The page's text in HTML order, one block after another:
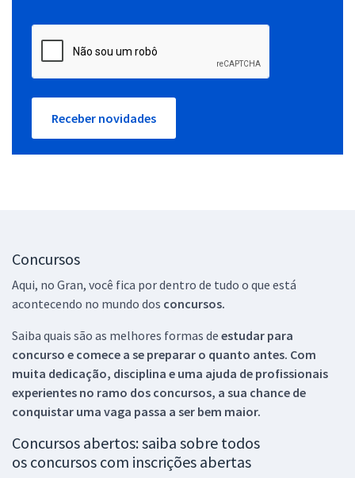
Receber novidades
Concursos
Aqui, no Gran, você fica por dentro de tudo o que está
acontecendo no mundo dos concursos.
Saiba quais são as melhores formas de estudar para
concurso e comece a se preparar o quanto antes. Com
muita dedicação, disciplina e uma ajuda de profissionais
experientes no ramo dos concursos, a sua chance de
conquistar uma vaga passa a ser bem maior.
Concursos abertos: saiba sobre todos
os concursos com inscrições abertas